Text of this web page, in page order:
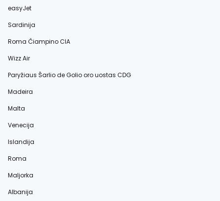
easyJet
Sardinija
Roma Čiampino CIA
Wizz Air
Paryžiaus Šarlio de Golio oro uostas CDG
Madeira
Malta
Venecija
Islandija
Roma
Maljorka
Albanija